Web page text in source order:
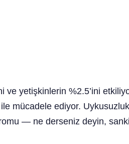
ve yetişkinlerin %2.5’ini
mücadele ediyor.
— ne derseniz deyin,